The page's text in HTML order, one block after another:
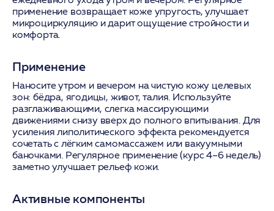
применение возвращает коже упругость, улучшает
микроциркуляцию и дарит ощущение стройности и
комфорта.
Применение
Наносите утром и вечером на чистую кожу целевых
зон: бёдра, ягодицы, живот, талия. Используйте
разглаживающими, слегка массирующими
движениями снизу вверх до полного впитывания. Для
усиления липолитического эффекта рекомендуется
сочетать с лёгким самомассажем или вакуумными
баночками. Регулярное применение (курс 4–6 недель)
заметно улучшает рельеф кожи.
Активные компоненты